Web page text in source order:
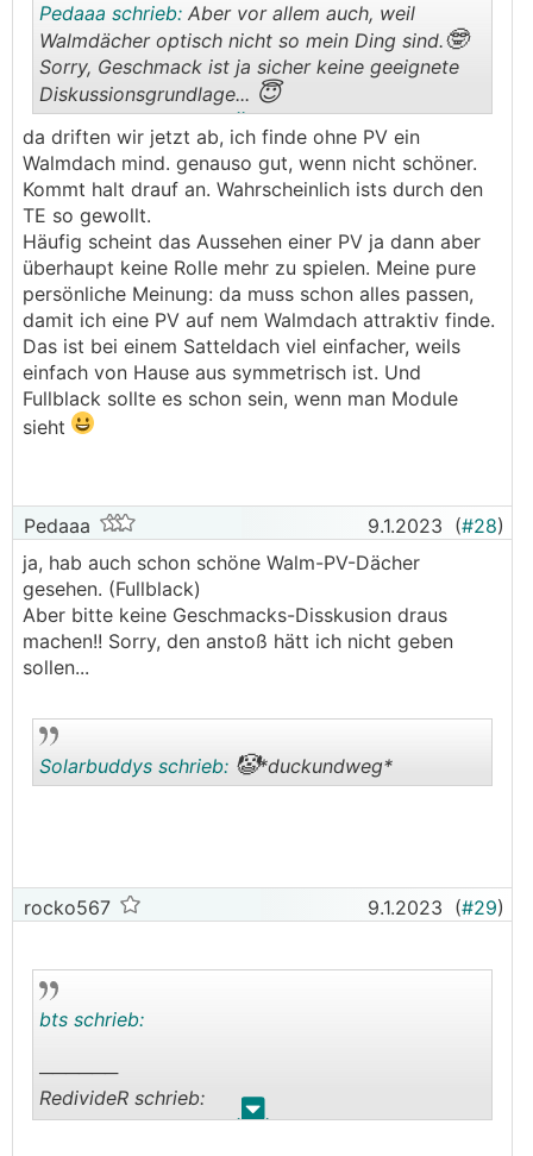
..
Pedaaa schrieb: Aber vor allem auch, weil
Walmdächer optisch nicht so mein Ding sind.🤓
Sorry, Geschmack ist ja sicher keine geeignete
Diskussionsgrundlage... 😇
da driften wir jetzt ab, ich finde ohne PV ein
Walmdach mind. genauso gut, wenn nicht schöner.
Kommt halt drauf an. Wahrscheinlich ists durch den
TE so gewollt.
Häufig scheint das Aussehen einer PV ja dann aber
überhaupt keine Rolle mehr zu spielen. Meine pure
persönliche Meinung: da muss schon alles passen,
damit ich eine PV auf nem Walmdach attraktiv finde.
Das ist bei einem Satteldach viel einfacher, weils
einfach von Hause aus symmetrisch ist. Und
Fullblack sollte es schon sein, wenn man Module
sieht
Pedaaa 9.1.2023 (#28)
ja, hab auch schon schöne Walm-PV-Dächer
gesehen. (Fullblack)
Aber bitte keine Geschmacks-Disskusion draus
machen!! Sorry, den anstoß hätt ich nicht geben
sollen...
Solarbuddys schrieb: 🤡*duckundweg*
rocko567 9.1.2023 (#29)
. .
bts schrieb:
──────
RedivideR schrieb:
__________________